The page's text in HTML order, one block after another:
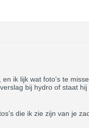
ik lijk wat foto's te
bij hydro of staat
die ik zie zijn van je